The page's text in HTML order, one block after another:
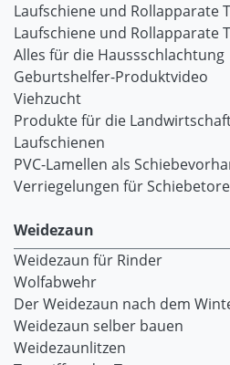
Laufschiene und Rollapparate
Laufschiene und Rollapparate
Alles für die Haussschlachtung
Geburtshelfer-Produktvideo
Viehzucht
Produkte für die
Laufschienen
PVC-Lamellen als
Verriegelungen für
Weidezaun
Weidezaun für Rinder
Wolfabwehr
Der Weidezaun nach dem
Weidezaun selber bauen
Weidezaunlitzen